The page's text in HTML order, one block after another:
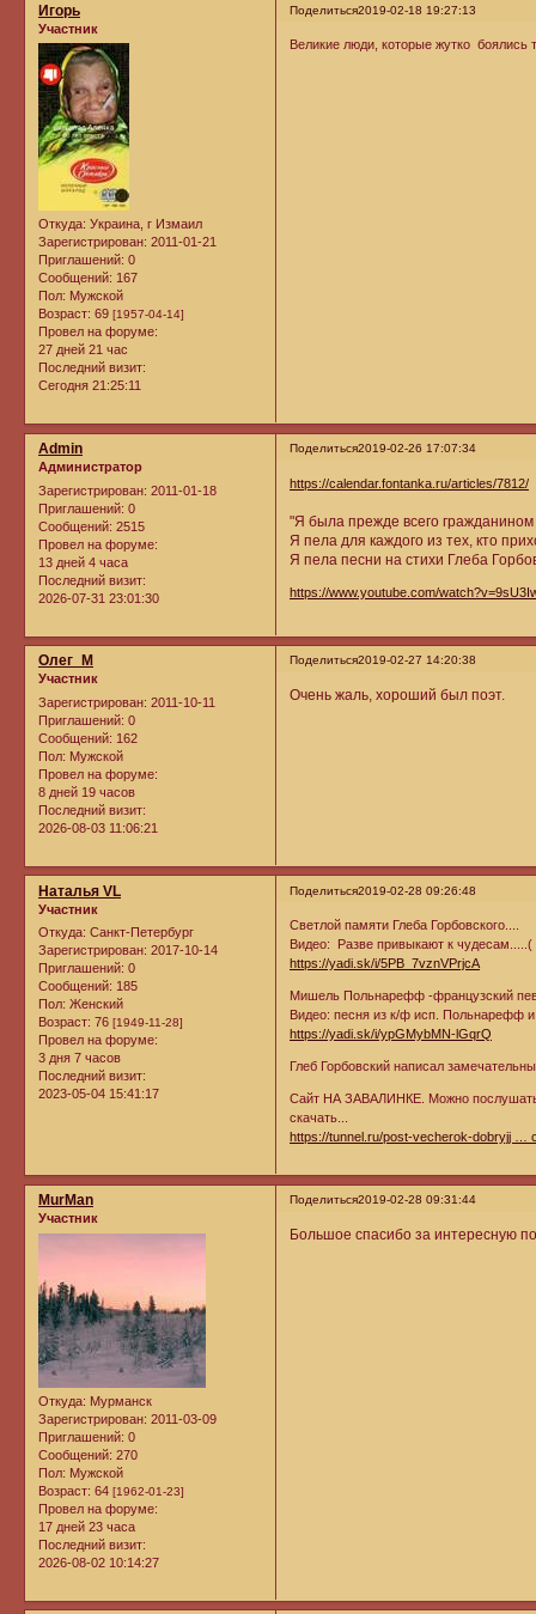
Поделиться2019-02-18 19:27:13
Игорь
Участник
Откуда: Украина, г Измаил
Зарегистрирован: 2011-01-21
Приглашений: 0
Сообщений: 167
Пол: Мужской
Возраст: 69 [1957-04-14]
Провел на форуме:
27 дней 21 час
Последний визит:
Сегодня 21:25:11
Великие люди, которые жутко боялись
Поделиться2019-02-26 17:07:34
Admin
Администратор
Зарегистрирован: 2011-01-18
Приглашений: 0
Сообщений: 2515
Провел на форуме:
13 дней 4 часа
Последний визит:
2026-07-31 23:01:30
https://calendar.fontanka.ru/articles/7812/
"Я была прежде всего гражданином
Я пела для каждого из тех, кто
Я пела песни на стихи Глеба
https://www.youtube.com/
Поделиться2019-02-27 14:20:38
Олег_М
Участник
Зарегистрирован: 2011-10-11
Приглашений: 0
Сообщений: 162
Пол: Мужской
Провел на форуме:
8 дней 19 часов
Последний визит:
2026-08-03 11:06:21
Очень жаль, хороший был поэт.
Поделиться2019-02-28 09:26:48
Наталья VL
Участник
Откуда: Санкт-Петербург
Зарегистрирован: 2017-10-14
Приглашений: 0
Сообщений: 185
Пол: Женский
Возраст: 76 [1949-11-28]
Провел на форуме:
3 дня 7 часов
Последний визит:
2023-05-04 15:41:17
Светлой памяти Глеба Горбовского....
Видео: Разве привыкают к
https://yadi.sk/i/5PB_7vznVPrjcA
Мишель Польнарефф -французский
Видео: песня из к/ф исп. Польнарефф
https://yadi.sk/i/ypGMybMN-lGqrQ
Глеб Горбовский написал
Сайт НА ЗАВАЛИНКЕ. Можно послушать
скачать...
https://tunnel.ru/post-vecherok-dobryjj …
Поделиться2019-02-28 09:31:44
MurMan
Участник
Откуда: Мурманск
Зарегистрирован: 2011-03-09
Приглашений: 0
Сообщений: 270
Пол: Мужской
Возраст: 64 [1962-01-23]
Провел на форуме:
17 дней 23 часа
Последний визит:
2026-08-02 10:14:27
Большое спасибо за интересную